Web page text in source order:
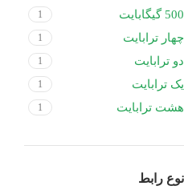
500 گیگابایت 1
چهار ترابایت 1
دو ترابایت 1
یک ترابایت 1
هشت ترابایت 1
نوع رابط